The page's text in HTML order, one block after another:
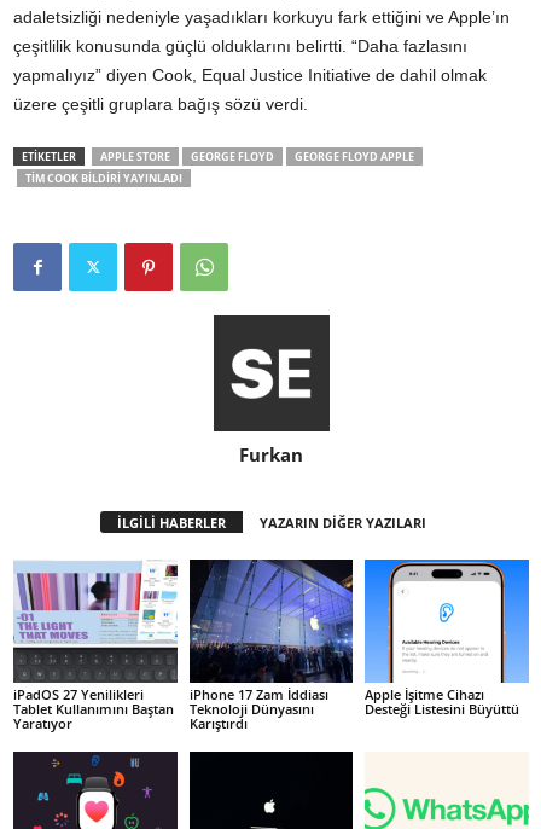
adaletsizliği nedeniyle yaşadıkları korkuyu fark ettiğini ve Apple’ın
çeşitlilik konusunda güçlü olduklarını belirtti. “Daha fazlasını
yapmalıyız” diyen Cook, Equal Justice Initiative de dahil olmak
üzere çeşitli gruplara bağış sözü verdi.
ETİKETLER APPLE STORE GEORGE FLOYD
GEORGE FLOYD APPLE
TIM COOK BILDIRI YAYINLADI
Furkan
İLGİLİ HABERLER YAZARIN DİĞER YAZILARI
iPadOS 27 Yenilikleri
Tablet Kullanımını Baştan
Yaratıyor
iPhone 17 Zam İddiası
Teknoloji Dünyasını
Karıştırdı
Apple İşitme Cihazı
Desteği Listesini Büyüttü